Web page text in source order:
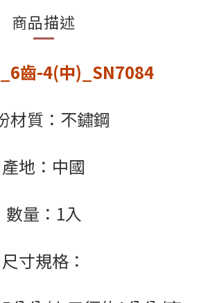
商品描述
齒-4(中)_SN7084
材質：不鏽鋼
產地：中國
數量：1入
尺寸規格：